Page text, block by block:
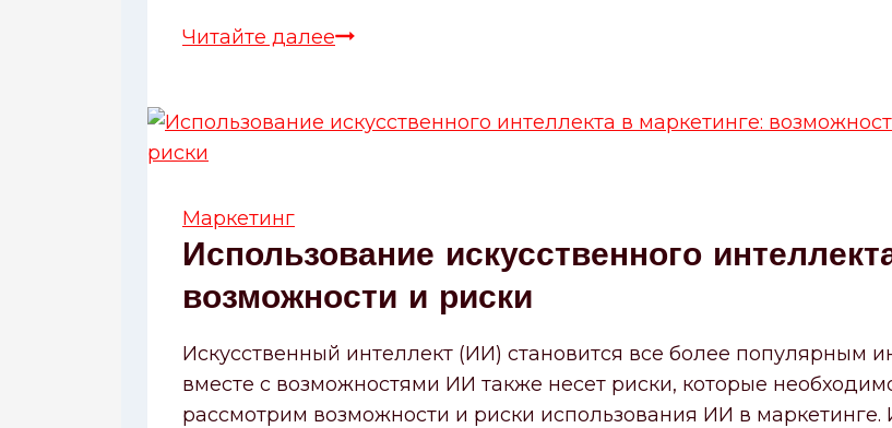
Читайте далееКак
имя
Маркетинг
Использование искусственного
возможности и риски
Искусственный интеллект (ИИ) становится все более популярным
вместе с возможностями ИИ также несет риски, которые
рассмотрим возможности и риски использования ИИ в